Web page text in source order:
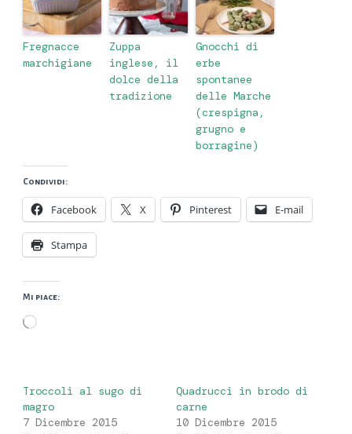
Fregnacce
marchigiane
Zuppa
inglese, il
dolce della
tradizione
Gnocchi di
erbe
spontanee
delle Marche
(crespigna,
grugno e
borragine)
Condividi:
Facebook X Pinterest E-mail
Stampa
Mi piace:
Caricamento
Troccoli al sugo di
magro
7 Dicembre 2015
Quadrucci in brodo di
carne
10 Dicembre 2015